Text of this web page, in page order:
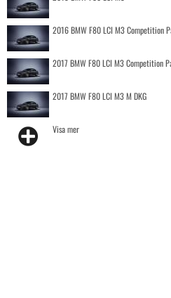
2016 BMW F80 LCI M3 Competition
2017 BMW F80 LCI M3 Competition
2017 BMW F80 LCI M3 M DKG
Visa mer